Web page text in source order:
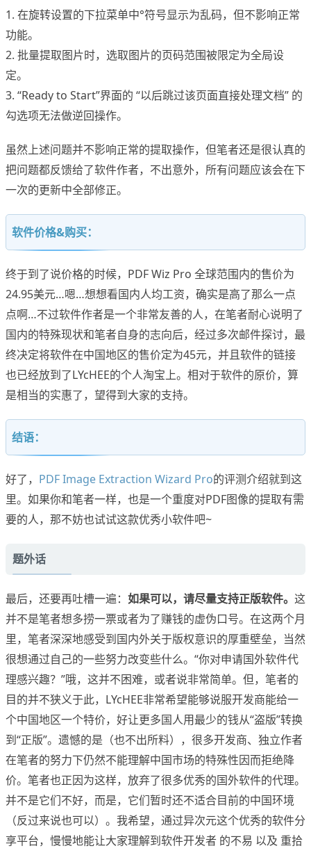
1. 在旋转设置的下拉菜单中°符号显示为乱码，但不影响正常
功能。
2. 批量提取图片时，选取图片的页码范围被限定为全局设
定。
3. “Ready to Start”界面的 “以后跳过该页面直接处理文档” 的
勾选项无法做逆回操作。
虽然上述问题并不影响正常的提取操作，但笔者还是很认真的
把问题都反馈给了软件作者，不出意外，所有问题应该会在下
一次的更新中全部修正。
软件价格&购买：
终于到了说价格的时候，PDF Wiz Pro 全球范围内的售价为
24.95美元…嗯…想想看国内人均工资，确实是高了那么一点
点啊…不过软件作者是一个非常友善的人，在笔者耐心说明了
国内的特殊现状和笔者自身的志向后，经过多次邮件探讨，最
终决定将软件在中国地区的售价定为45元，并且软件的链接
也已经放到了LYcHEE的个人淘宝上。相对于软件的原价，算
是相当的实惠了，望得到大家的支持。
结语：
好了， PDF Image Extraction Wizard Pro的评测介绍就到这
里。如果你和笔者一样，也是一个重度对PDF图像的提取有需
要的人，那不妨也试试这款优秀小软件吧~
题外话
最后，还要再吐槽一遍： 如果可以，请尽量支持正版软件。 这
并不是笔者想多捞一票或者为了赚钱的虚伪口号。在这两个月
里，笔者深深地感受到国内外关于版权意识的厚重壁垒，当然
很想通过自己的一些努力改变些什么。“你对申请国外软件代
理感兴趣？”哦，这并不困难，或者说非常简单。但，笔者的
目的并不狭义于此，LYcHEE非常希望能够说服开发商能给一
个中国地区一个特价，好让更多国人用最少的钱从“盗版”转换
到“正版”。遗憾的是（也不出所料），很多开发商、独立作者
在笔者的努力下仍然不能理解中国市场的特殊性因而拒绝降
价。笔者也正因为这样，放弃了很多优秀的国外软件的代理。
并不是它们不好，而是，它们暂时还不适合目前的中国环境
（反过来说也可以）。我希望，通过异次元这个优秀的软件分
享平台，慢慢地能让大家理解到软件开发者 的不易 以及 重拾